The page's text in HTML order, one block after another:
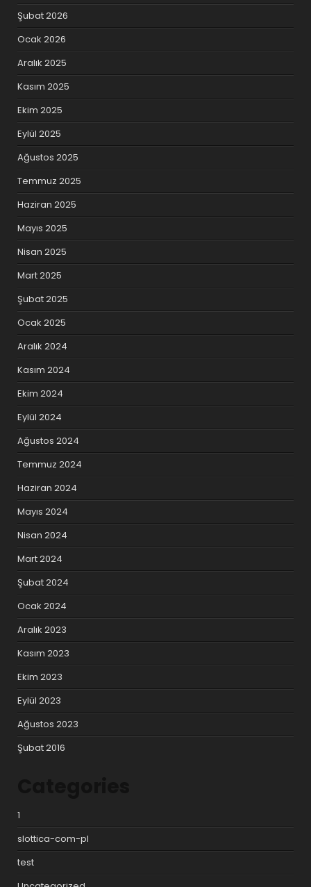
Şubat 2026
Ocak 2026
Aralık 2025
Kasım 2025
Ekim 2025
Eylül 2025
Ağustos 2025
Temmuz 2025
Haziran 2025
Mayıs 2025
Nisan 2025
Mart 2025
Şubat 2025
Ocak 2025
Aralık 2024
Kasım 2024
Ekim 2024
Eylül 2024
Ağustos 2024
Temmuz 2024
Haziran 2024
Mayıs 2024
Nisan 2024
Mart 2024
Şubat 2024
Ocak 2024
Aralık 2023
Kasım 2023
Ekim 2023
Eylül 2023
Ağustos 2023
Şubat 2016
1
slottica-com-pl
test